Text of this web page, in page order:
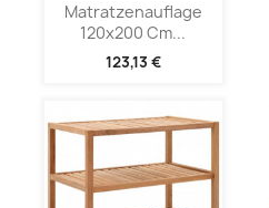
Matratzenauflage
120x200 Cm...
123,13 €